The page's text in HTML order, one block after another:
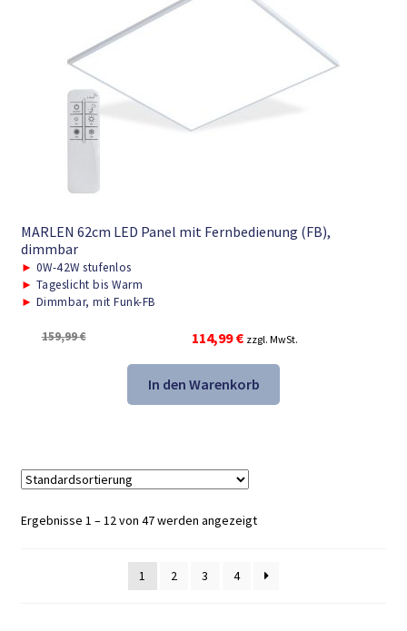
MARLEN 62cm LED Panel mit Fernbedienung (FB),
dimmbar
► 0W-42W stufenlos
► Tageslicht bis Warm
► Dimmbar, mit Funk-FB
159,99€
Ursprünglicher
Preis
war:
159,99 €
114,99€Aktueller
Preis
ist:
114,99 €.
zzgl. MwSt.
In den Warenkorb
Ergebnisse 1 – 12 von 47 werden angezeigt
1 2 3 4